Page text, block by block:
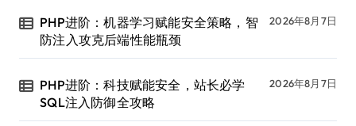
PHP进阶：机器学习赋能安全策略，智
防注入攻克后端性能瓶颈
2026年8月7日
PHP进阶：科技赋能安全，站长必学
SQL注入防御全攻略
2026年8月7日